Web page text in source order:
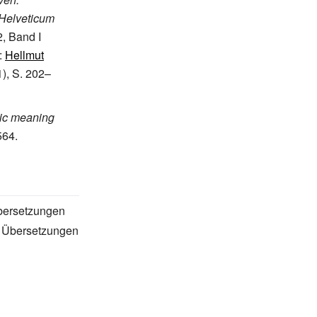
Band I
Hellmut
S. 202–
meaning